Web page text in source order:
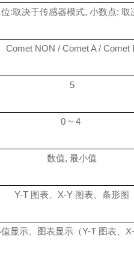
位:取决于传感器模式, 小数点: 取
Comet NON / Comet A / Comet
5
0 ~ 4
数值, 最小值
Y-T 图表、X-Y 图表、条形图
显示、图表显示（Y-T 图表、